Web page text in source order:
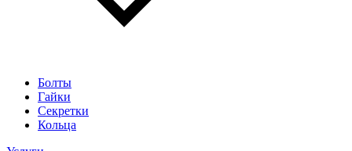
Болты
Гайки
Секретки
Кольца